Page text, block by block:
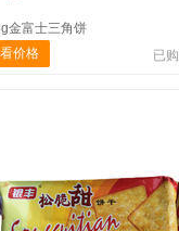
金富士三角饼
价格
已